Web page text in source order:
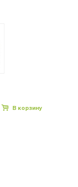
В корзину